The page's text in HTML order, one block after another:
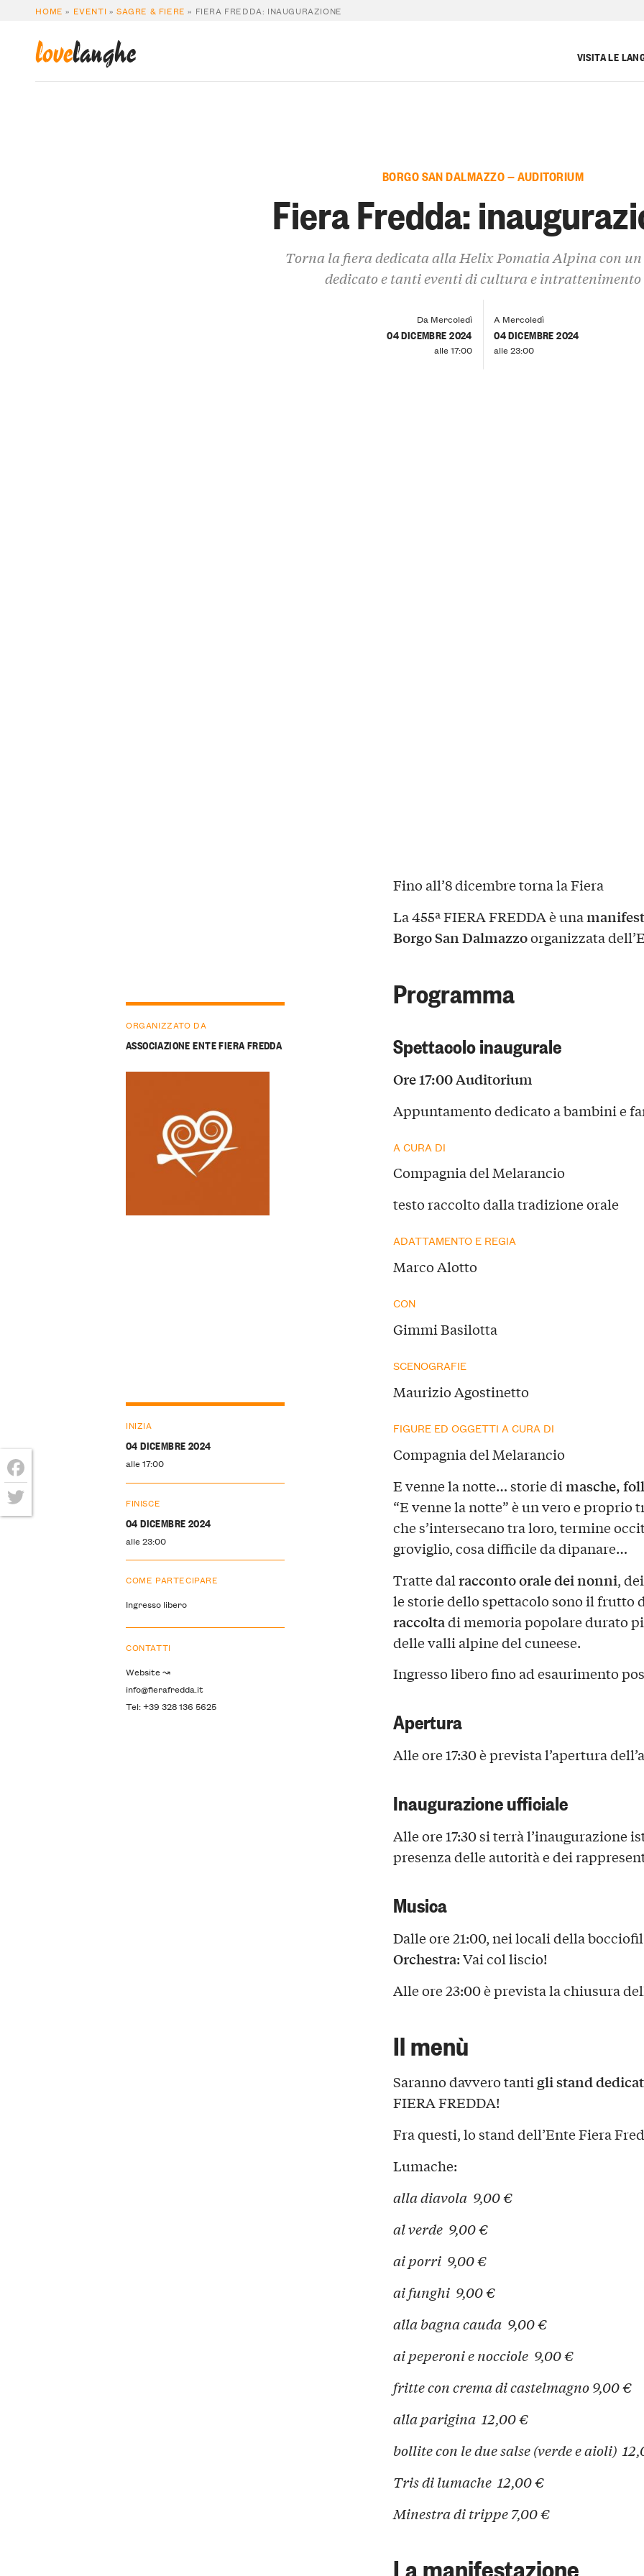
HOME » EVENTI »SAGRE & FIERE » FIERA FREDDA: INAUGURAZIONE
lovelanghe VISITA LE
BORGO SAN DALMAZZO — AUDITORIUM
Fiera Fredda:
Torna la fiera dedicata alla Helix Pomatia Alpina con un
dedicato e tanti eventi di cultura e intrattenimento
Da Mercoledì
04 DICEMBRE 2024
alle 17:00
A Mercoledì
04 DICEMBRE 2024
alle 23:00
Fino all’8 dicembre torna la Fiera
La 455ª FIERA FREDDA è una
Borgo San Dalmazzoorganizzata
Programma
Spettacolo inaugurale
Ore 17:00 Auditorium
Appuntamento dedicato a bambini e
A CURA DI
Compagnia del Melarancio
testo raccolto dalla tradizione orale
ADATTAMENTO E REGIA
Marco Alotto
CON
Gimmi Basilotta
SCENOGRAFIE
Maurizio Agostinetto
FIGURE ED OGGETTI A CURA DI
Compagnia del Melarancio
E venne la notte… storie dimasche,
“E venne la notte” è un vero e proprio
che s’intersecano tra loro, termine
groviglio, cosa difficile da dipanare…
Tratte dalracconto orale dei nonni,
le storie dello spettacolo sono il frutto
raccoltadi memoria popolare durato
delle valli alpine del cuneese.
Ingresso libero fino ad esaurimento
Apertura
Alle ore 17:30 è prevista l’apertura
Inaugurazione ufficiale
Alle ore 17:30 si terrà l’inaugurazione
presenza delle autorità e dei
Musica
Dalle ore 21:00, nei locali della
Orchestra: Vai col liscio!
Alle ore 23:00 è prevista la chiusura
Il menù
Saranno davvero tantigli stand
FIERA FREDDA!
Fra questi, lo stand dell’Ente Fiera
Lumache:
alla diavola 9,00 €
al verde 9,00 €
ai porri 9,00 €
ai funghi 9,00 €
alla bagna cauda 9,00 €
ai peperoni e nocciole 9,00 €
fritte con crema di castelmagno 9,00 €
alla parigina 12,00 €
bollite con le due salse (verde e aioli)
Tris di lumache 12,00 €
Minestra di trippe 7,00 €
La manifestazione
ORGANIZZATO DA
ASSOCIAZIONE ENTE FIERA FREDDA
INIZIA
04 DICEMBRE 2024
alle 17:00
FINISCE
04 DICEMBRE 2024
alle 23:00
COME PARTECIPARE
Ingresso libero
CONTATTI
Website ↝
info@fierafredda.it
Tel: +39 328 136 5625
Facebook
Twitter